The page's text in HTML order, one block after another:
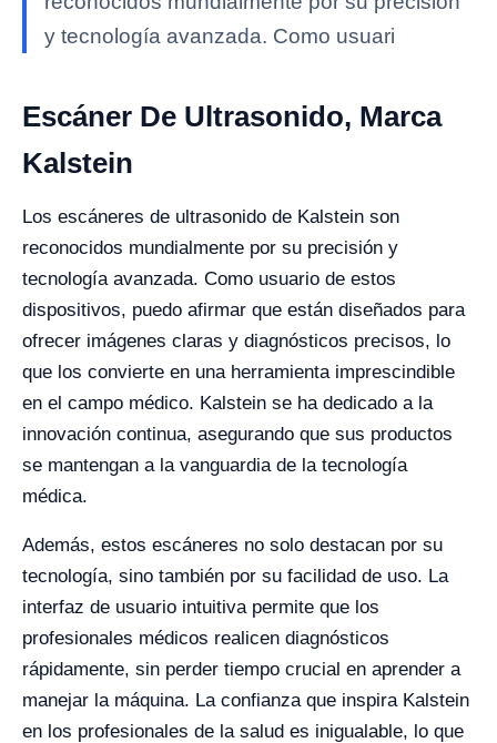
y tecnología avanzada. Como usuari
Escáner De Ultrasonido, Marca
Kalstein
Los escáneres de ultrasonido de Kalstein son
reconocidos mundialmente por su precisión y
tecnología avanzada. Como usuario de estos
dispositivos, puedo afirmar que están diseñados para
ofrecer imágenes claras y diagnósticos precisos, lo
que los convierte en una herramienta imprescindible
en el campo médico. Kalstein se ha dedicado a la
innovación continua, asegurando que sus productos
se mantengan a la vanguardia de la tecnología
médica.
Además, estos escáneres no solo destacan por su
tecnología, sino también por su facilidad de uso. La
interfaz de usuario intuitiva permite que los
profesionales médicos realicen diagnósticos
rápidamente, sin perder tiempo crucial en aprender a
manejar la máquina. La confianza que inspira Kalstein
en los profesionales de la salud es inigualable, lo que